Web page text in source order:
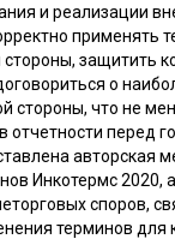
и реализации
применять
стороны, защитить
о
стороны, что не
отчетности перед
авторская
Инкотермс 2020,
споров,
терминов для